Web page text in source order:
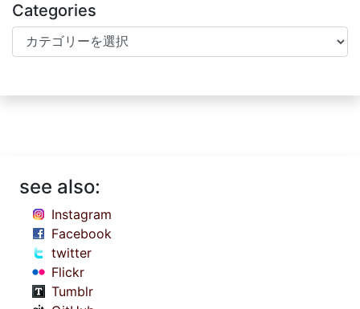
Categories
Categories
see also:
Instagram
Facebook
twitter
Flickr
Tumblr